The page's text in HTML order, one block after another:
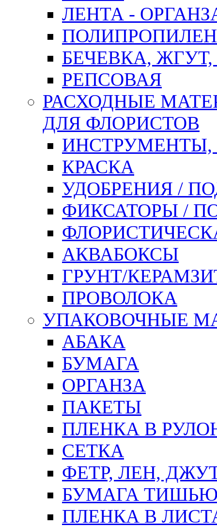
ЛЕНТА -
БЕЧЕВКА,
РЕПСОВАЯ
РАСХОДНЫЕ
ДЛЯ ФЛОРИСТОВ
ИНСТРУМЕНТЫ,
КРАСКА
УДОБРЕНИЯ /
ФИКСАТОРЫ /
АКВАБОКСЫ
ГРУНТ/
ПРОВОЛОКА
УПАКОВОЧНЫЕ
АБАКА
БУМАГА
ОРГАНЗА
ПАКЕТЫ
ПЛЕНКА В
СЕТКА
ФЕТР, ЛЕН,
БУМАГА
ПЛЕНКА В